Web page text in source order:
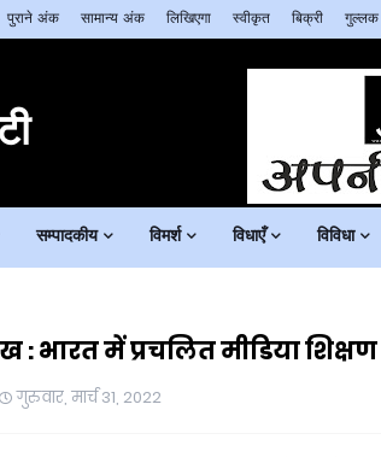
पुराने अंक सामान्य अंक लिखिएगा स्वीकृत बिक्री गुल्लक
सम्पादकीय विमर्श विधाएँ विविधा
भारत में प्रचलित मीडिया
गुरुवार, मार्च 31, 2022